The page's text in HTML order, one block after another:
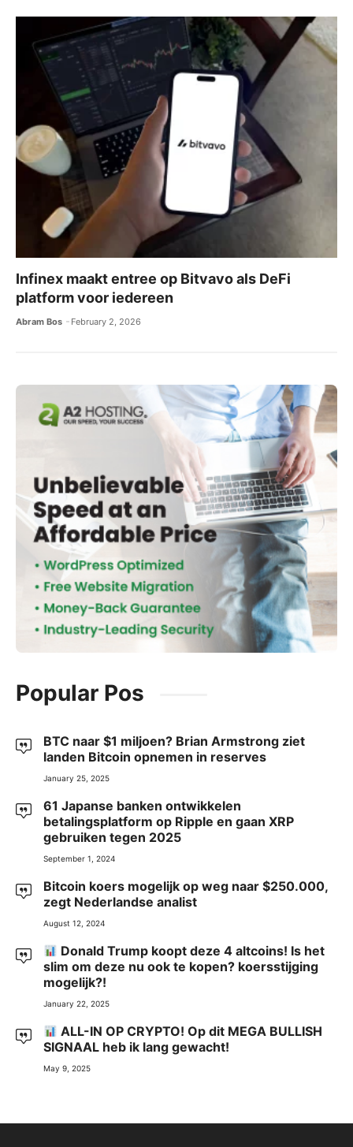
Infinex maakt entree op Bitvavo als DeFi
platform voor iedereen
Abram Bos February 2, 2026
Popular Pos
BTC naar $1 miljoen? Brian Armstrong ziet
landen Bitcoin opnemen in reserves
January 25, 2025
61 Japanse banken ontwikkelen
betalingsplatform op Ripple en gaan XRP
gebruiken tegen 2025
September 1, 2024
Bitcoin koers mogelijk op weg naar $250.000,
zegt Nederlandse analist
August 12, 2024
Donald Trump koopt deze 4 altcoins! Is het
slim om deze nu ook te kopen? koersstijging
mogelijk?!
January 22, 2025
ALL-IN OP CRYPTO! Op dit MEGA BULLISH
SIGNAAL heb ik lang gewacht!
May 9, 2025